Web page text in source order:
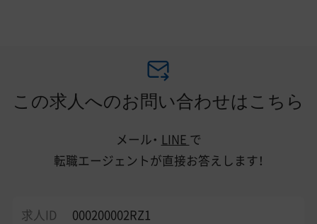
この求人へのお問い合わせはこちら
メール・ LINE で
転職エージェントが直接お答えします！
求人ID 000200002RZ1